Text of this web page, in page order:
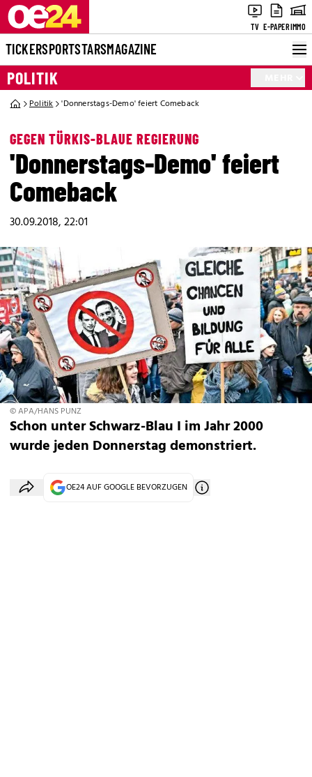
TV E-PAPERIMMO
TICKERSPORTSTARSMAGAZINE
POLITIK
Politik 'Donnerstags-Demo' feiert Comeback
GEGEN TÜRKIS-BLAUE REGIERUNG
'Donnerstags-Demo' feiert
Comeback
30.09.2018, 22:01
© APA/HANS PUNZ
Schon unter Schwarz-Blau I im Jahr 2000
wurde jeden Donnerstag demonstriert.
OE24 AUF GOOGLE BEVORZUGEN